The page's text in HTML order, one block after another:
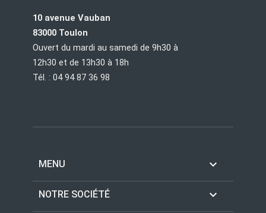
10 avenue Vauban
83000 Toulon
Ouvert du mardi au samedi de 9h30 à
12h30 et de 13h30 à 18h
Tél. : 04 94 87 36 98
MENU 
NOTRE SOCIÉTÉ 